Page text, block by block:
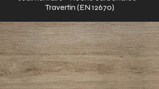
Travertin (EN 12670)